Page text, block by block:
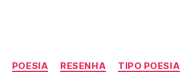
Categorias
POESIA RESENHA TIPO POESIA